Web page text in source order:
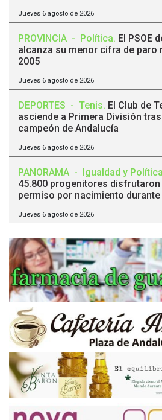
Jueves 6 agosto de 2026
PROVINCIA - Política. El PSOE
alcanza su menor cifra de paro
2005
Jueves 6 agosto de 2026
DEPORTES - Tenis. El Club de
asciende a Primera División
campeón de Andalucía
Jueves 6 agosto de 2026
PANORAMA - Igualdad y
45.800 progenitores disfrutaron
permiso por nacimiento
Jueves 6 agosto de 2026